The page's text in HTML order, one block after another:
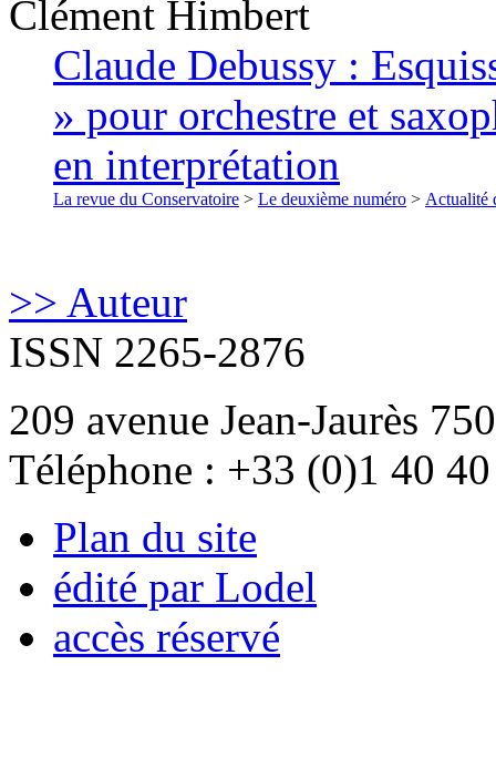
Clément Himbert
Claude Debussy :
» pour orchestre et
en interprétation
La revue du Conservatoire > Le deuxième numéro > Actualité
>> Auteur
ISSN 2265-2876
209 avenue Jean-Jaurès
Téléphone : +33 (0)1 40
Plan du site
édité par Lodel
accès réservé